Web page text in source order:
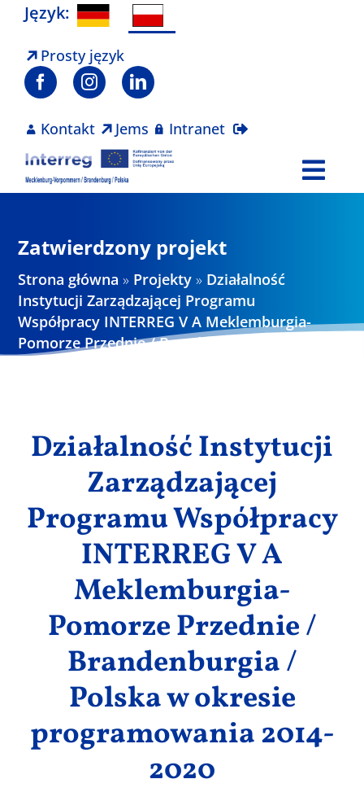
Skip
content
Język:
Prosty język
Kontakt Jems Intranet
Projekty
Aktualności
Zatwierdzony projekt
Strona główna » Projekty » Działalność
Instytucji Zarządzającej Programu
Współpracy INTERREG V A Meklemburgia-
Pomorze Przednie / Brandenburgia / Polska
Działalność Instytucji
Zarządzającej
Programu Współpracy
INTERREG V A
Meklemburgia-
Pomorze Przednie /
Brandenburgia /
Polska w okresie
programowania 2014-
2020